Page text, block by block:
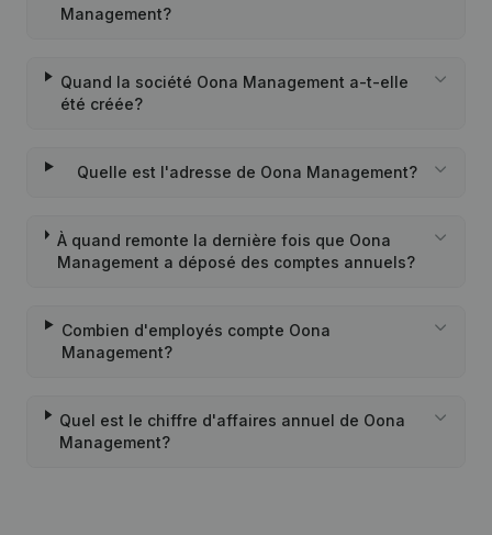
Management?
Quand la société Oona Management a-t-elle
été créée?
Quelle est l'adresse de Oona Management?
À quand remonte la dernière fois que Oona
Management a déposé des comptes annuels?
Combien d'employés compte Oona
Management?
Quel est le chiffre d'affaires annuel de Oona
Management?